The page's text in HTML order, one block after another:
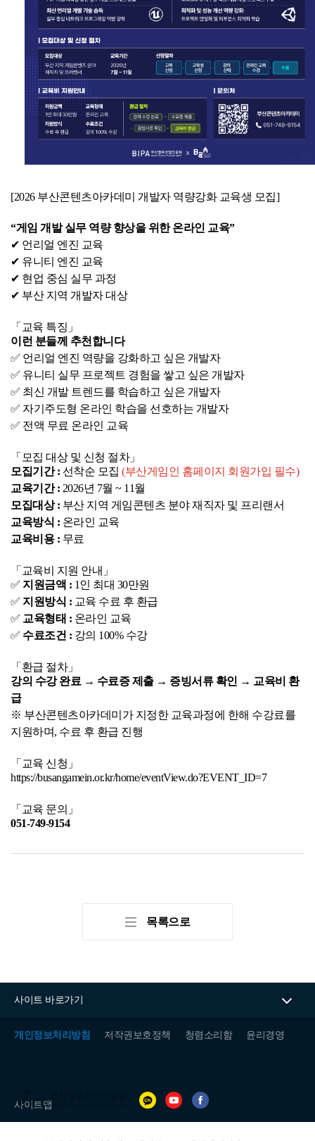
공고/알림 공지사항 사업공고
BIPA소식 보도자료 포토뉴스
사업안내
자료실
BIPA소개 인사말
[2026 부산콘텐츠아카데미 개발자 역량강화 교육생 모집]
“게임 개발 실무 역량 향상을 위한 온라인 교육”
✔ 언리얼 엔진 교육
✔ 유니티 엔진 교육
✔ 현업 중심 실무 과정
✔ 부산 지역 개발자 대상
「교육 특징」
이런 분들께 추천합니다
✅ 언리얼 엔진 역량을 강화하고 싶은 개발자
✅ 유니티 실무 프로젝트 경험을 쌓고 싶은 개발자
✅ 최신 개발 트렌드를 학습하고 싶은 개발자
✅ 자기주도형 온라인 학습을 선호하는 개발자
✅ 전액 무료 온라인 교육
「모집 대상 및 신청 절차」
모집기간 : 선착순 모집 (부산게임인 홈페이지 회원가입 필수)
교육기간 : 2026년 7월 ~ 11월
모집대상 : 부산 지역 게임콘텐츠 분야 재직자 및 프리랜서
교육방식 : 온라인 교육
교육비용 : 무료
「교육비 지원 안내」
✅ 지원금액 : 1인 최대 30만원
✅ 지원방식 : 교육 수료 후 환급
✅ 교육형태 : 온라인 교육
✅ 수료조건 : 강의 100% 수강
「환급 절차」
강의 수강 완료 → 수료증 제출 → 증빙서류 확인 → 교육비 환
급
※ 부산콘텐츠아카데미가 지정한 교육과정에 한해 수강료를
지원하며, 수료 후 환급 진행
「교육 신청」
https://busangamein.or.kr/home/eventView.do?EVENT_ID=7
「교육 문의」
051-749-9154
목록으로
개인정보처리방침 저작권보호정책 청렴소리함 윤리경영
사이트맵
사이트 바로가기
부
정